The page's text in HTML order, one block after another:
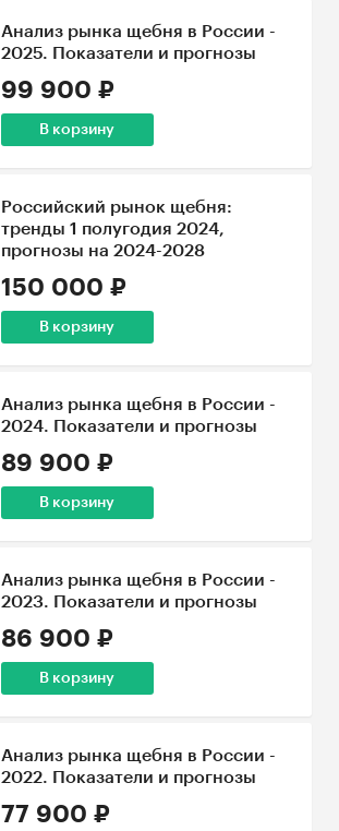
Анализ рынка щебня в России -
2025. Показатели и прогнозы
99 900 ₽
В корзину
Российский рынок щебня:
тренды 1 полугодия 2024,
прогнозы на 2024-2028
150 000 ₽
В корзину
Анализ рынка щебня в России -
2024. Показатели и прогнозы
89 900 ₽
В корзину
Анализ рынка щебня в России -
2023. Показатели и прогнозы
86 900 ₽
В корзину
Анализ рынка щебня в России -
2022. Показатели и прогнозы
77 900 ₽